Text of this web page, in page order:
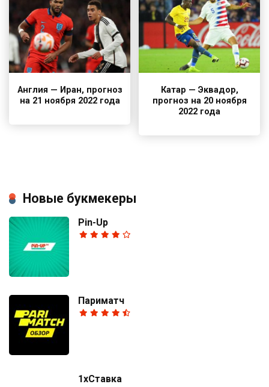
Англия — Иран, прогноз
на 21 ноября 2022 года
Катар — Эквадор,
прогноз на 20 ноября
2022 года
Новые букмекеры
Pin-Up
Париматч
1хСтавка